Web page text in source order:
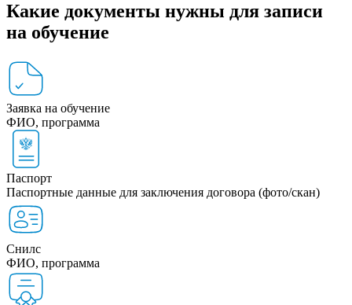
Какие документы нужны для записи
на обучение
Заявка на обучение
ФИО, программа
Паспорт
Паспортные данные для заключения договора (фото/скан)
Снилс
ФИО, программа